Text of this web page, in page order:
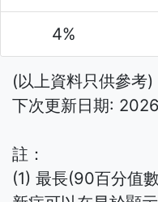
4%
(以上資料只供參考)
下次更新日期:
註：
(1) 最長(90百分值